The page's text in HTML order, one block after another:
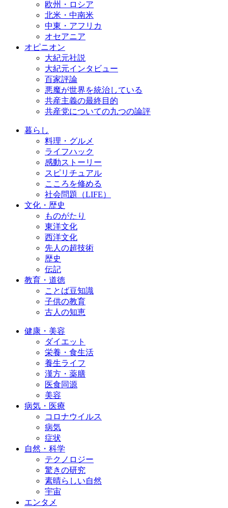
欧州・ロシア
北米・中南米
中東・アフリカ
オセアニア
オピニオン
大紀元社説
大紀元インタビュー
百家評論
悪魔が世界を統治している
共産主義の最終目的
共産党についての九つの論評
暮らし
料理・グルメ
ライフハック
感動ストーリー
スピリチュアル
こころを修める
社会問題（LIFE）
文化・歴史
ものがたり
東洋文化
西洋文化
先人の超技術
歴史
伝記
教育・道徳
ことば豆知識
子供の教育
古人の知恵
健康・美容
ダイエット
栄養・食生活
養生ライフ
漢方・薬膳
医食同源
美容
病気・医療
コロナウイルス
病気
症状
自然・科学
テクノロジー
驚きの研究
素晴らしい自然
宇宙
エンタメ